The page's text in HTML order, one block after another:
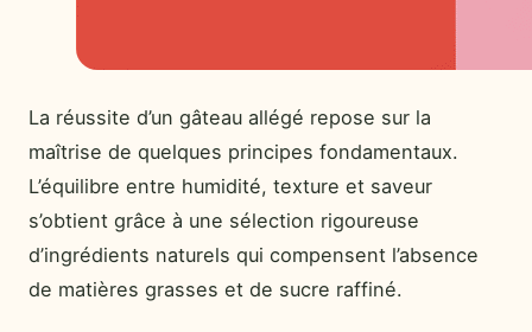
La réussite d’un gâteau allégé repose sur la
maîtrise de quelques principes fondamentaux.
L’équilibre entre humidité, texture et saveur
s’obtient grâce à une sélection rigoureuse
d’ingrédients naturels qui compensent l’absence
de matières grasses et de sucre raffiné.